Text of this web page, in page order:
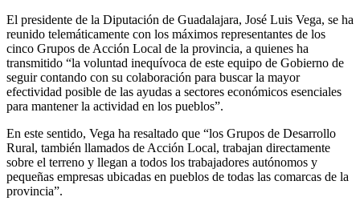
El presidente de la Diputación de Guadalajara, José Luis Vega, se ha
reunido telemáticamente con los máximos representantes de los
cinco Grupos de Acción Local de la provincia, a quienes ha
transmitido “la voluntad inequívoca de este equipo de Gobierno de
seguir contando con su colaboración para buscar la mayor
efectividad posible de las ayudas a sectores económicos esenciales
para mantener la actividad en los pueblos”.
En este sentido, Vega ha resaltado que “los Grupos de Desarrollo
Rural, también llamados de Acción Local, trabajan directamente
sobre el terreno y llegan a todos los trabajadores autónomos y
pequeñas empresas ubicadas en pueblos de todas las comarcas de la
provincia”.